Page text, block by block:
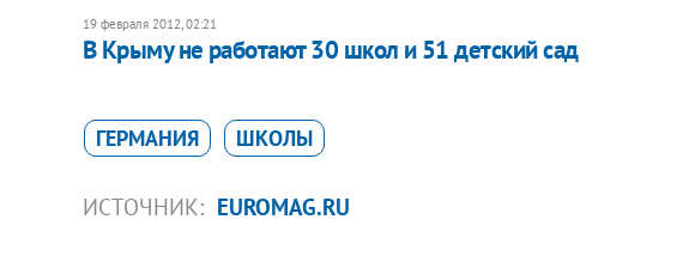
19 февраля 2012, 02:21
В Крыму не работают 30 школ и 51 детский сад
ГЕРМАНИЯ ШКОЛЫ
ИСТОЧНИК: EUROMAG.RU